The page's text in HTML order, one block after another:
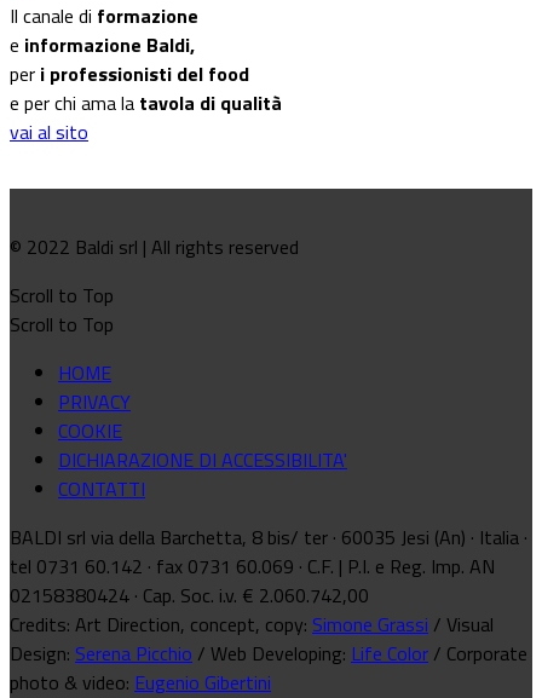
Il canale di formazione
e informazione Baldi,
per i professionisti del food
e per chi ama la tavola di qualità
vai al sito
© 2022 Baldi srl | All rights reserved
Scroll to Top
Scroll to Top
HOME
PRIVACY
COOKIE
DICHIARAZIONE DI ACCESSIBILITA'
CONTATTI
BALDI srl via della Barchetta, 8 bis/ ter · 60035 Jesi (An) · Italia ·
tel 0731 60.142 · fax 0731 60.069 · C.F. | P.I. e Reg. Imp. AN
02158380424 · Cap. Soc. i.v. € 2.060.742,00
Credits: Art Direction, concept, copy: Simone Grassi / Visual
Design: Serena Picchio / Web Developing: Life Color / Corporate
photo & video: Eugenio Gibertini